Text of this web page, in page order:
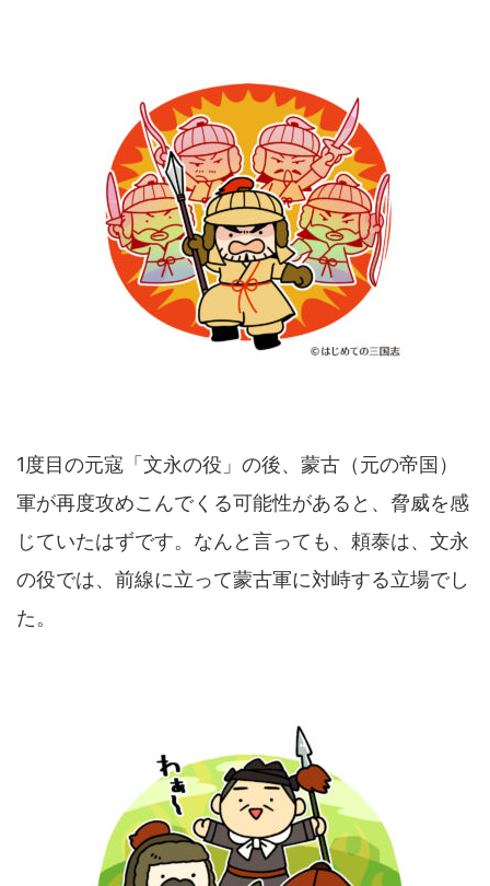
1度目の元寇「文永の役」の後、蒙古（元の帝国）
軍が再度攻めこんでくる可能性があると、脅威を感
じていたはずです。なんと言っても、頼泰は、文永
の役では、前線に立って蒙古軍に対峙する立場でし
た。